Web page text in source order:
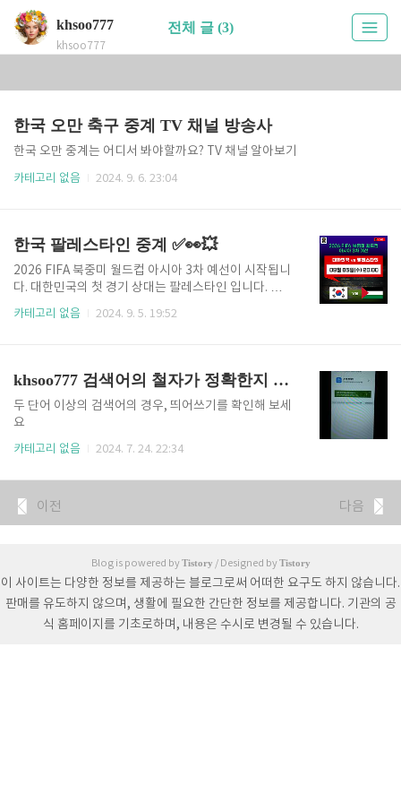
khsoo777
khsoo777
전체 글 (3)
한국 오만 축구 중계 TV 채널 방송사
한국 오만 중계는 어디서 봐야할까요? TV 채널 알아보기
카테고리 없음 2024. 9. 6. 23:04
한국 팔레스타인 중계 ✅👀💥
2026 FIFA 북중미 월드컵 아시아 3차 예선이 시작됩니
다. 대한민국의 첫 경기 상대는 팔레스타인 입니다. 오
늘 2024년 9월 5일 저녁 8시에 한국 팔레스타인 축구
중계를 TV 지상파 방송 채널과 모바일에서 생중계로 시
로 생중계를 시청하세요 한국 팔레스타인 중계 바로가
기👆 한국 팔레스타인 경기 일정 한국 팔레스타인 경기
일정입니다.경기 날짜: 2024년 09월 05일 수요일경기
시간: 오후 8시경기 장소: 서울월드컵 경기장한국 팔레
스타인 중계 한국 팔레스타인 중계는 TV 지상파 방송사
1곳과 모바일 및 TV에서 볼 수 있는 OTT 서비스에서
카테고리 없음 2024. 9. 5. 19:52
khsoo777 검색어의 철자가 정확한지 확인해주세요.
두 단어 이상의 검색어의 경우, 띄어쓰기를 확인해 보세
요
카테고리 없음 2024. 7. 24. 22:34
이전 다음
Blog is powered byTistory / Designed byTistory
이 사이트는 다양한 정보를 제공하는 블로그로써 어떠한 요구도 하지 않습니다.
판매를 유도하지 않으며, 생활에 필요한 간단한 정보를 제공합니다. 기관의 공
식 홈페이지를 기초로하며, 내용은 수시로 변경될 수 있습니다.